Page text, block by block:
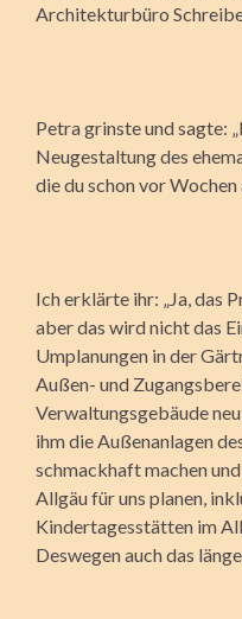
Architekturbüro
Petra grinste und sagte:
Neugestaltung des
die du schon vor
Ich erklärte ihr: „Ja, das
aber das wird nicht das
Umplanungen in der
Außen- und
Verwaltungsgebäude
ihm die Außenanlagen
schmackhaft machen
Allgäu für uns planen,
Kindertagesstätten im
Deswegen auch das